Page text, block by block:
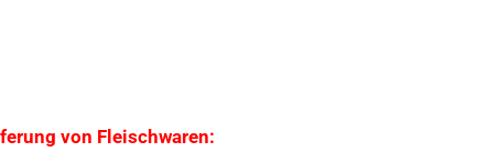
von Fleischwaren: